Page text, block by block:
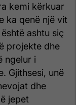
kemi kërkuar
ka qenë një vit
ashtu siç
projekte dhe
ngelur i
Gjithsesi, unë
dhe
jepet